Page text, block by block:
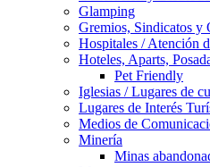
Glamping
Gremios, Sindicatos y
Hospitales / Atención
Hoteles, Aparts,
Pet Friendly
Iglesias / Lugares de
Lugares de Interés
Medios de
Minería
Minas